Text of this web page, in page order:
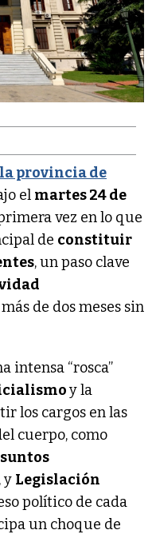
provincia de
el martes 24 de
vez en lo que
de constituir
, un paso clave
de dos meses sin
intensa “rosca”
y la
los cargos en las
cuerpo, como
, y Legislación
político de cada
un choque de